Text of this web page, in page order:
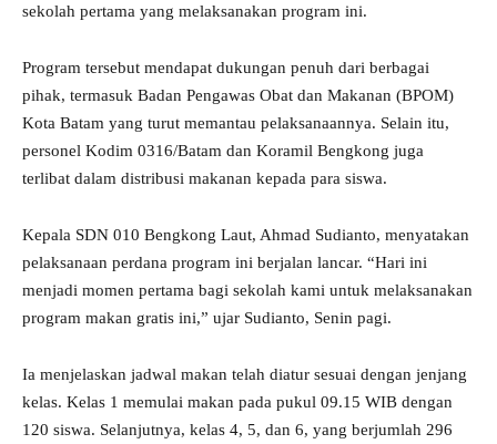
sekolah pertama yang melaksanakan program ini.
Program tersebut mendapat dukungan penuh dari berbagai
pihak, termasuk Badan Pengawas Obat dan Makanan (BPOM)
Kota Batam yang turut memantau pelaksanaannya. Selain itu,
personel Kodim 0316/Batam dan Koramil Bengkong juga
terlibat dalam distribusi makanan kepada para siswa.
Kepala SDN 010 Bengkong Laut, Ahmad Sudianto, menyatakan
pelaksanaan perdana program ini berjalan lancar. “Hari ini
menjadi momen pertama bagi sekolah kami untuk melaksanakan
program makan gratis ini,” ujar Sudianto, Senin pagi.
Ia menjelaskan jadwal makan telah diatur sesuai dengan jenjang
kelas. Kelas 1 memulai makan pada pukul 09.15 WIB dengan
120 siswa. Selanjutnya, kelas 4, 5, dan 6, yang berjumlah 296